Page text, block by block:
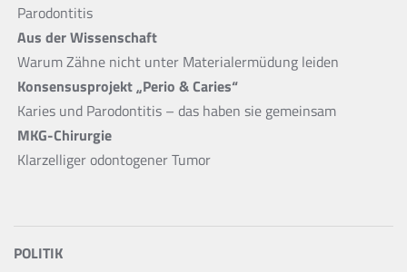
Parodontitis
Aus der Wissenschaft
Warum Zähne nicht unter Materialermüdung leiden
Konsensusprojekt „Perio & Caries“
Karies und Parodontitis – das haben sie gemeinsam
MKG-Chirurgie
Klarzelliger odontogener Tumor
POLITIK